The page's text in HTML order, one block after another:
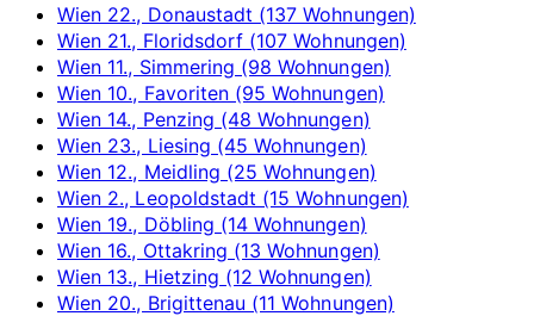
Wien 22., Donaustadt (137 Wohnungen)
Wien 21., Floridsdorf (107 Wohnungen)
Wien 11., Simmering (98 Wohnungen)
Wien 10., Favoriten (95 Wohnungen)
Wien 14., Penzing (48 Wohnungen)
Wien 23., Liesing (45 Wohnungen)
Wien 12., Meidling (25 Wohnungen)
Wien 2., Leopoldstadt (15 Wohnungen)
Wien 19., Döbling (14 Wohnungen)
Wien 16., Ottakring (13 Wohnungen)
Wien 13., Hietzing (12 Wohnungen)
Wien 20., Brigittenau (11 Wohnungen)